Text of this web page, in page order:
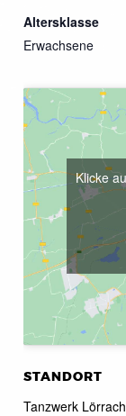
Altersklasse
Erwachsene
STANDORT
Tanzwerk Lörrach
Klicke